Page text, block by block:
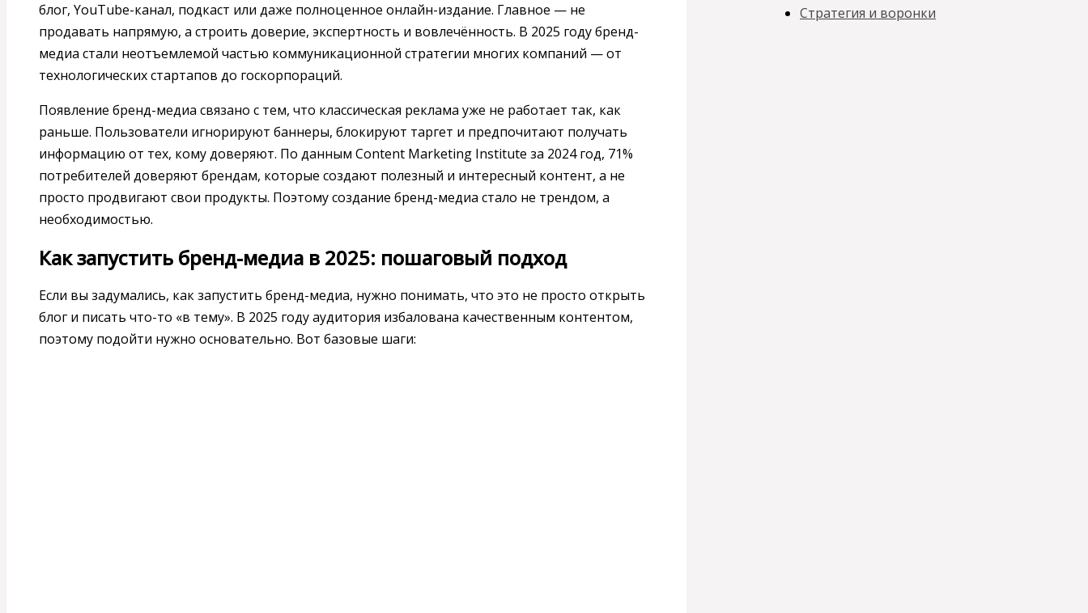
блог, YouTube-канал, подкаст или даже полноценное онлайн-издание. Главное — не
продавать напрямую, а строить доверие, экспертность и вовлечённость. В 2025 году бренд-
медиа стали неотъемлемой частью коммуникационной стратегии многих компаний — от
технологических стартапов до госкорпораций.
Появление бренд-медиа связано с тем, что классическая реклама уже не работает так, как
раньше. Пользователи игнорируют баннеры, блокируют таргет и предпочитают получать
информацию от тех, кому доверяют. По данным Content Marketing Institute за 2024 год, 71%
потребителей доверяют брендам, которые создают полезный и интересный контент, а не
просто продвигают свои продукты. Поэтому создание бренд-медиа стало не трендом, а
необходимостью.
Как запустить бренд-медиа в 2025: пошаговый подход
Если вы задумались, как запустить бренд-медиа, нужно понимать, что это не просто открыть
блог и писать что-то «в тему». В 2025 году аудитория избалована качественным контентом,
поэтому подойти нужно основательно. Вот базовые шаги:
Стратегия и воронки